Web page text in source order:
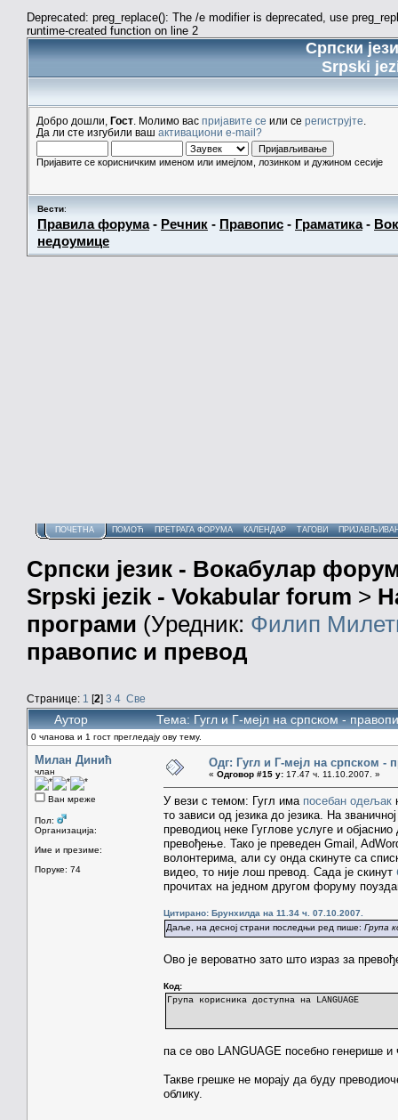
Deprecated: preg_replace(): The /e modifier is deprecated, use
runtime-created function on line 2
Српски
Srpski
Добро дошли, Гост . Молимо вас пријавите се или се региструјте
Да ли сте изгубили ваш активациони e-mail?
Пријавите се корисничким именом или имејлом, лозинком и дужином сесије
Вести:
Правила форума- Речник - Правопис - Граматика-
недоумице
ПОЧЕТНА ПОМОЋ ПРЕТРАГА ФОРУМА КАЛЕНДАР ТАГОВИ
Српски језик - Вокабулар
Srpski jezik - Vokabular forum >
програми (Уредник: Филип
правопис и превод
Странице: 1 [2] 3 4 Све
Аутор Тема: Гугл и Г-мејл на српском -
0 чланова и 1 гост прегледају ову тему.
Милан Динић
члан
Ван мреже
Пол:
Организација:
Име и презиме:
Поруке: 74
Одг: Гугл и Г-мејл на српском -
« Одговор #15 у: 17.47 ч. 11.10.2007. »
У вези с темом: Гугл има посебан одељак
то зависи од језика до језика. На
преводиоц неке Гуглове услуге и
превођење. Тако је преведен Gmail,
волонтерима, али су онда скинуте са
видео, то није лош превод. Сада је скинут
прочитах на једном другом форуму
Цитирано: Брунхилда на 11.34 ч. 07.10.2007.
Даље, на десној страни последњи ред пише: Група
Ово је вероватно зато што израз за
Код:
Група корисника доступна на LANGUAGE
па се ово LANGUAGE посебно генерише и
Такве грешке не морају да буду
облику.